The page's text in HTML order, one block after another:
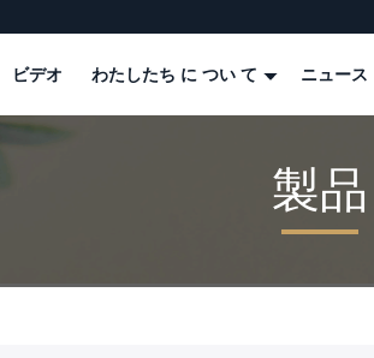
ビデオ わたしたち に つい て ニュース
製品